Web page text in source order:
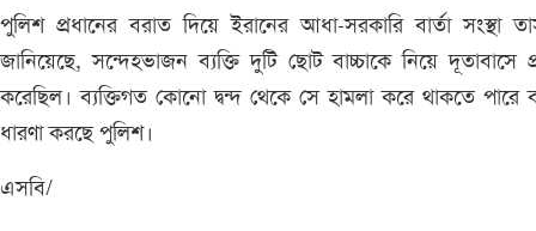
পুলিশ প্রধানের বরাত দিয়ে ইরানের আধা-সরকারি বার্তা সংস্থা
জানিয়েছে, সন্দেহভাজন ব্যক্তি দুটি ছোট বাচ্চাকে নিয়ে দূতাবাসে
করেছিল। ব্যক্তিগত কোনো দ্বন্দ থেকে সে হামলা করে থাকতে পারে
ধারণা করছে পুলিশ।
এসবি/